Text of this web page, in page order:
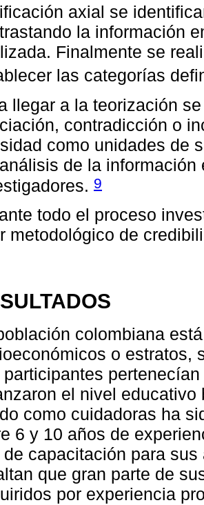
axial se
la información
Finalmente se
las categorías
llegar a la teorización
contradicción o
como unidades de
de la
9
todo el proceso
metodológico de
colombiana
o estratos,
participantes
el nivel
como cuidadoras ha
6 y 10 años de
de capacitación para
que gran parte de
por experiencia